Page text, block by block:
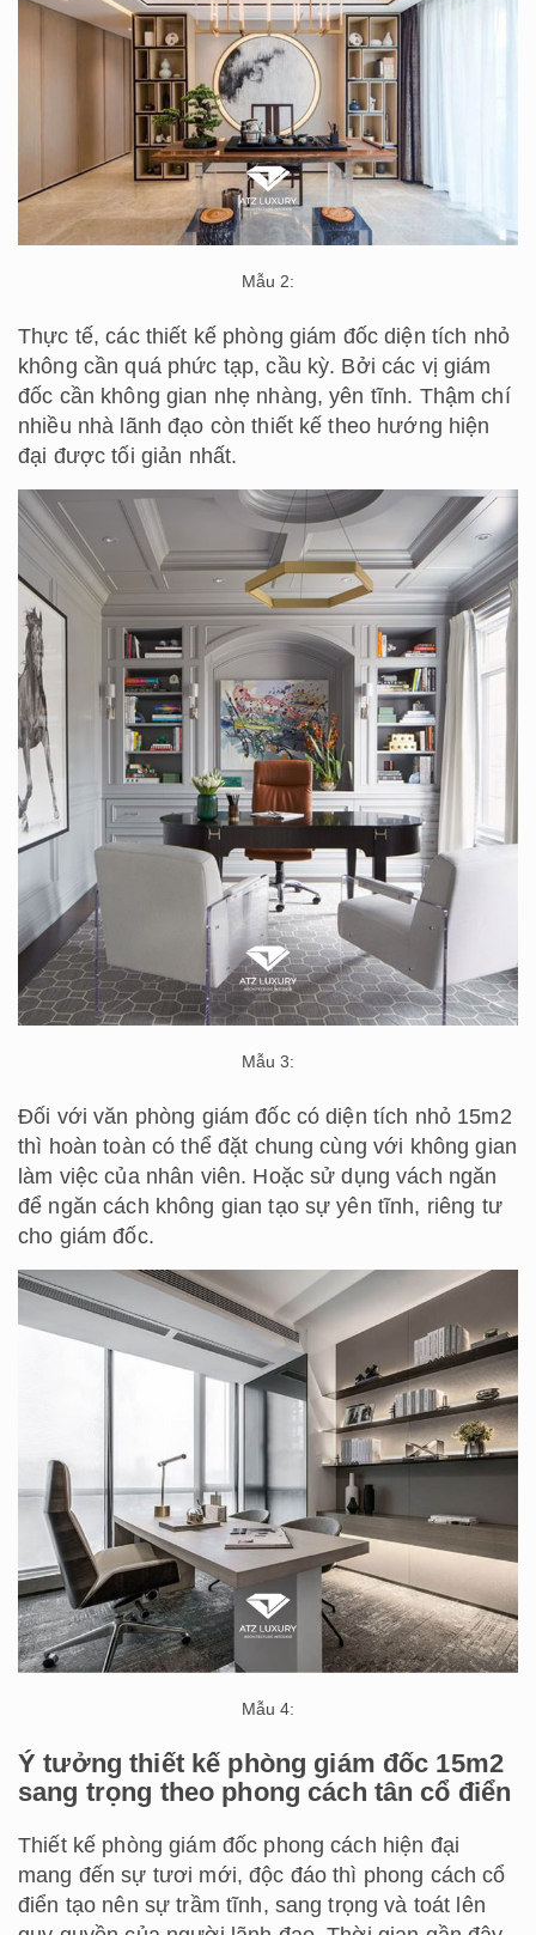
Mẫu 2:
Thực tế, các thiết kế phòng giám đốc diện tích nhỏ
không cần quá phức tạp, cầu kỳ. Bởi các vị giám
đốc cần không gian nhẹ nhàng, yên tĩnh. Thậm chí
nhiều nhà lãnh đạo còn thiết kế theo hướng hiện
đại được tối giản nhất.
Mẫu 3:
Đối với văn phòng giám đốc có diện tích nhỏ 15m2
thì hoàn toàn có thể đặt chung cùng với không gian
làm việc của nhân viên. Hoặc sử dụng vách ngăn
để ngăn cách không gian tạo sự yên tĩnh, riêng tư
cho giám đốc.
Mẫu 4:
Ý tưởng thiết kế phòng giám đốc 15m2
sang trọng theo phong cách tân cổ điển
Thiết kế phòng giám đốc phong cách hiện đại
mang đến sự tươi mới, độc đáo thì phong cách cổ
điển tạo nên sự trầm tĩnh, sang trọng và toát lên